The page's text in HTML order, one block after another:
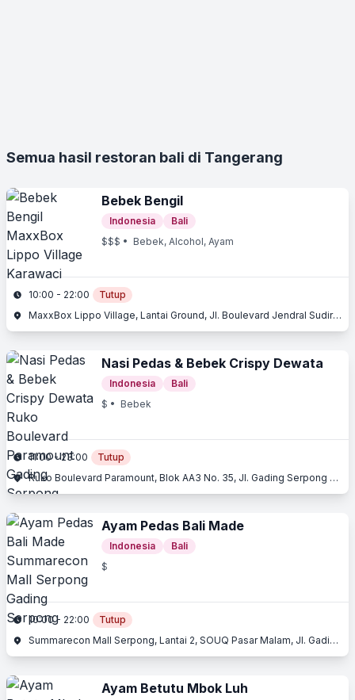
Semua hasil restoran bali di Tangerang
Bebek Bengil
Indonesia
Bali
$$$ • Bebek, Alcohol, Ayam
10:00 - 22:00
Tutup
MaxxBox Lippo Village, Lantai Ground, Jl. Boulevard Jendral Sudirman, Karawaci, Tangerang, Banten
Nasi Pedas & Bebek Crispy Dewata
Indonesia
Bali
$ • Bebek
11:00 - 23:00
Tutup
Ruko Boulevard Paramount, Blok AA3 No. 35, Jl. Gading Serpong Boulevard, Gading Serpong, Tangerang, Banten
Ayam Pedas Bali Made
Indonesia
Bali
$
10:00 - 22:00
Tutup
Summarecon Mall Serpong, Lantai 2, SOUQ Pasar Malam, Jl. Gading Serpong Boulevard, Gading Serpong, Tangerang, Banten
Ayam Betutu Mbok Luh